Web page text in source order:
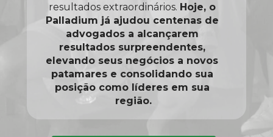
resultados extraordinários. Hoje, o
Palladium já ajudou centenas de
advogados a alcançarem
resultados surpreendentes,
elevando seus negócios a novos
patamares e consolidando sua
posição como líderes em sua
região.